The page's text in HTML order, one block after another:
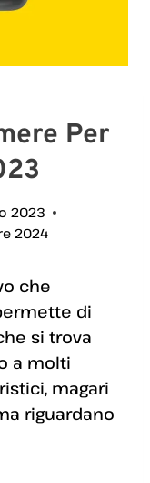
Per
2023
2024
che
di
si trova
a molti
magari
riguardano